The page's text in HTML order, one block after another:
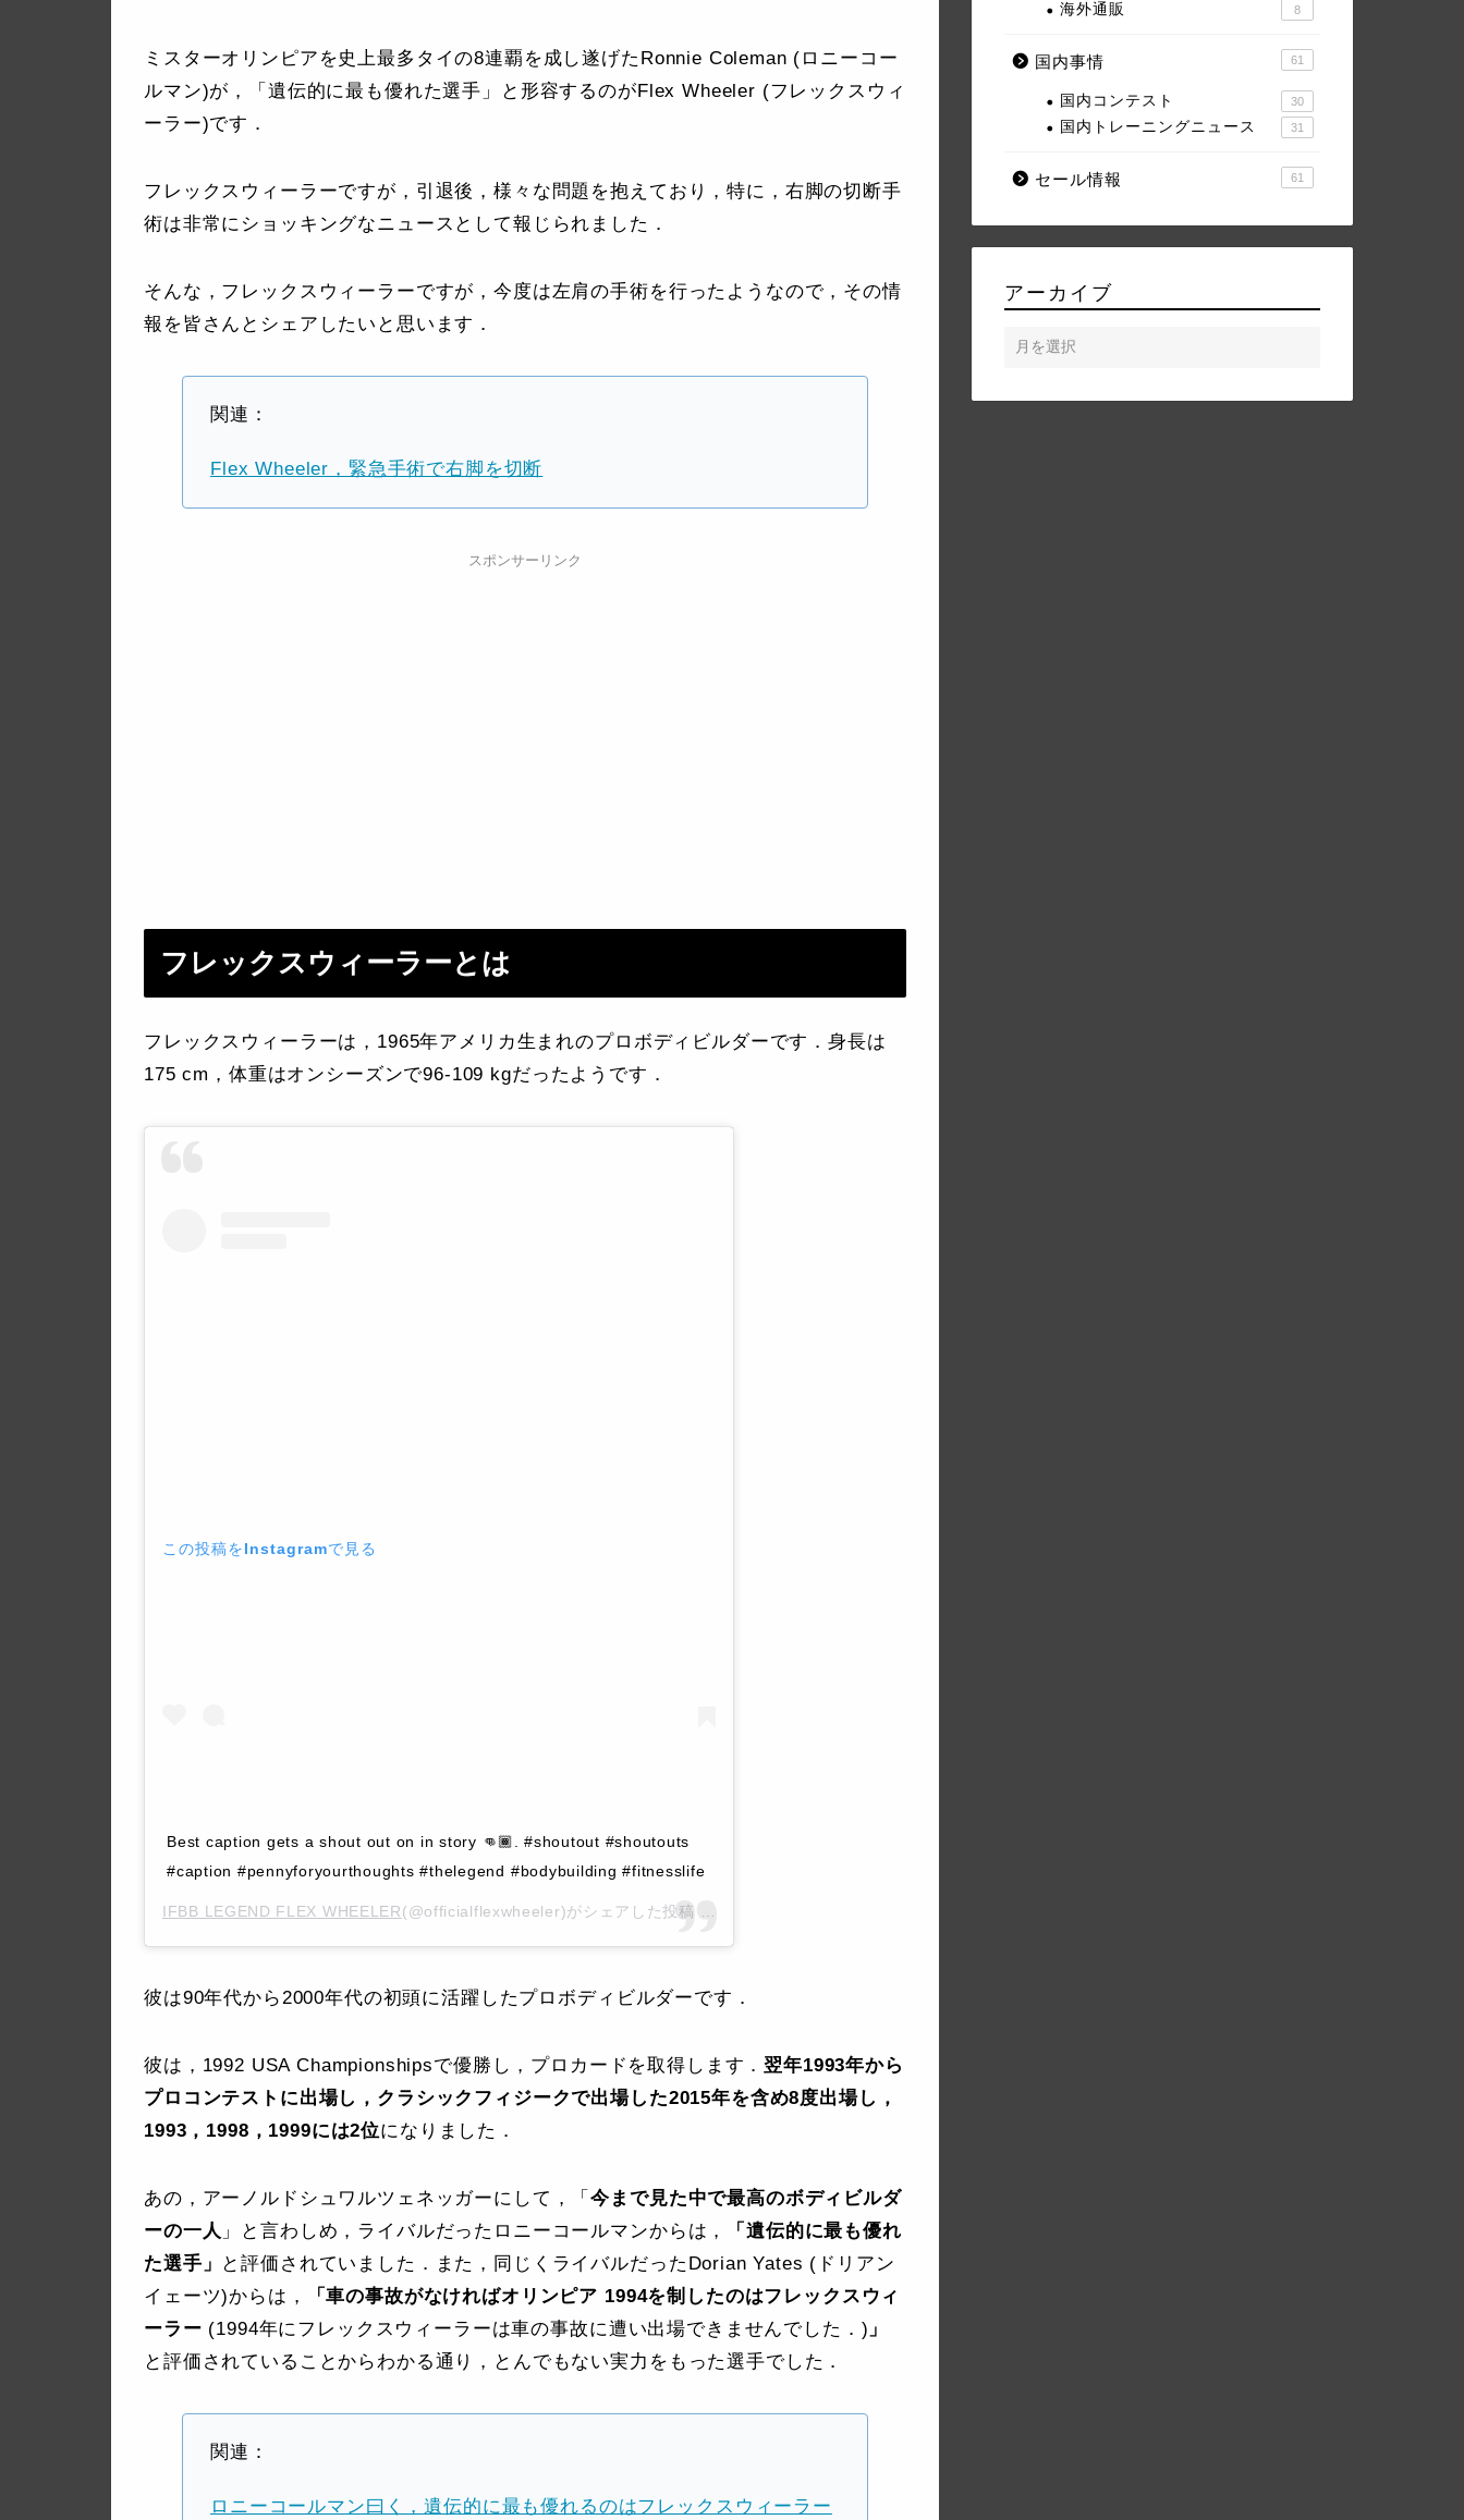
ミスターオリンピアを史上最多タイの8連覇を成し遂げたRonnie Coleman (ロニーコー
ルマン)が，「遺伝的に最も優れた選手」と形容するのがFlex Wheeler (フレックスウィ
ーラー)です．
フレックスウィーラーですが，引退後，様々な問題を抱えており，特に，右脚の切断手
術は非常にショッキングなニュースとして報じられました．
そんな，フレックスウィーラーですが，今度は左肩の手術を行ったようなので，その情
報を皆さんとシェアしたいと思います．
関連：
Flex Wheeler，緊急手術で右脚を切断
スポンサーリンク
フレックスウィーラーとは
フレックスウィーラーは，1965年アメリカ生まれのプロボディビルダーです．身長は
175 cm，体重はオンシーズンで96-109 kgだったようです．
この投稿をInstagramで見る
Best caption gets a shout out on in story 👊🏾. #shoutout #shoutouts
#caption #pennyforyourthoughts #thelegend #bodybuilding #fitnesslife
IFBB LEGEND FLEX WHEELER(@officialflexwheeler)がシェアした投稿 –
彼は90年代から2000年代の初頭に活躍したプロボディビルダーです．
彼は，1992 USA Championshipsで優勝し，プロカードを取得します．翌年1993年から
プロコンテストに出場し，クラシックフィジークで出場した2015年を含め8度出場し，
1993，1998，1999には2位になりました．
あの，アーノルドシュワルツェネッガーにして，「今まで見た中で最高のボディビルダ
ーの一人 」と言わしめ，ライバルだったロニーコールマンからは，
「遺伝的に最も優れ
た選手」
と評価されていました．また，同じくライバルだったDorian Yates (ドリアン
イェーツ)からは，
「車の事故がなければオリンピア 1994を制したのはフレックスウィ
ーラー (1994年にフレックスウィーラーは車の事故に遭い出場できませんでした．) 」
と評価されていることからわかる通り，とんでもない実力をもった選手でした．
関連：
ロニーコールマン曰く，遺伝的に最も優れるのはフレックスウィーラー
海外通販 8
国内事情 61
国内コンテスト 30
国内トレーニングニュース 31
セール情報 61
アーカイブ